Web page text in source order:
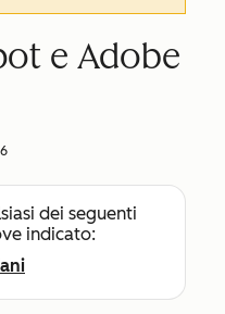
e Adobe
dei seguenti
indicato: